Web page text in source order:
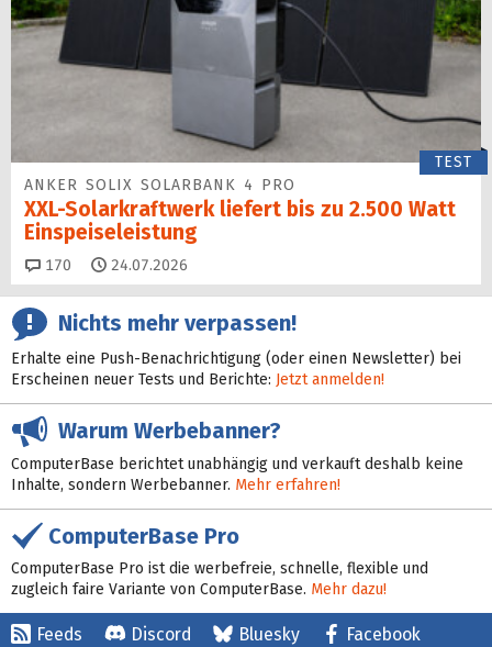
TEST
ANKER SOLIX SOLARBANK 4 PRO
XXL-Solarkraftwerk liefert bis zu 2.500 Watt
Einspeise­leistung
170 Kommentare
24.07.2026
Nichts mehr verpassen!
Erhalte eine Push-Benachrichtigung (oder einen Newsletter) bei
Erscheinen neuer Tests und Berichte: Jetzt anmelden!
Warum Werbebanner?
ComputerBase berichtet unabhängig und verkauft deshalb keine
Inhalte, sondern Werbebanner. Mehr erfahren!
ComputerBase Pro
ComputerBase Pro ist die werbefreie, schnelle, flexible und
zugleich faire Variante von ComputerBase. Mehr dazu!
Feeds Discord Bluesky Facebook